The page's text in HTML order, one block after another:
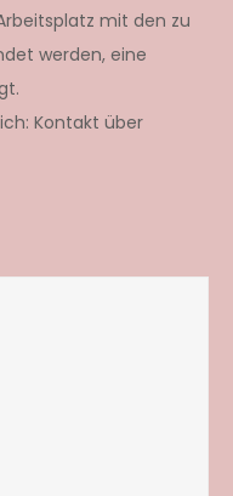
mit den zu
werden, eine
Kontakt über